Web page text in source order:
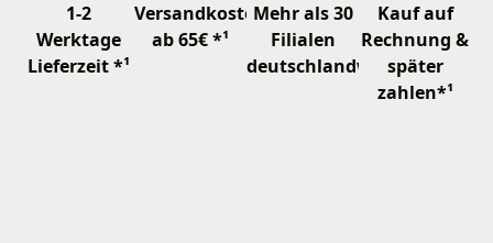
1-2
Werktage
Lieferzeit *¹
Versandkostenfrei
ab 65€ *¹
Mehr als 30
Filialen
deutschlandweit
Kauf auf
Rechnung &
später
zahlen*¹